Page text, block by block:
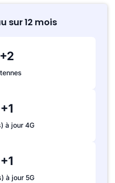
sur 12 mois
+2
+1
à jour 4G
+1
à jour 5G